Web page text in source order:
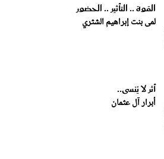
القوة .. التأثير .. الحضور
لمى بنت إبراهيم الشثري
أثر لا يُنسى..
أبرار آل عثمان